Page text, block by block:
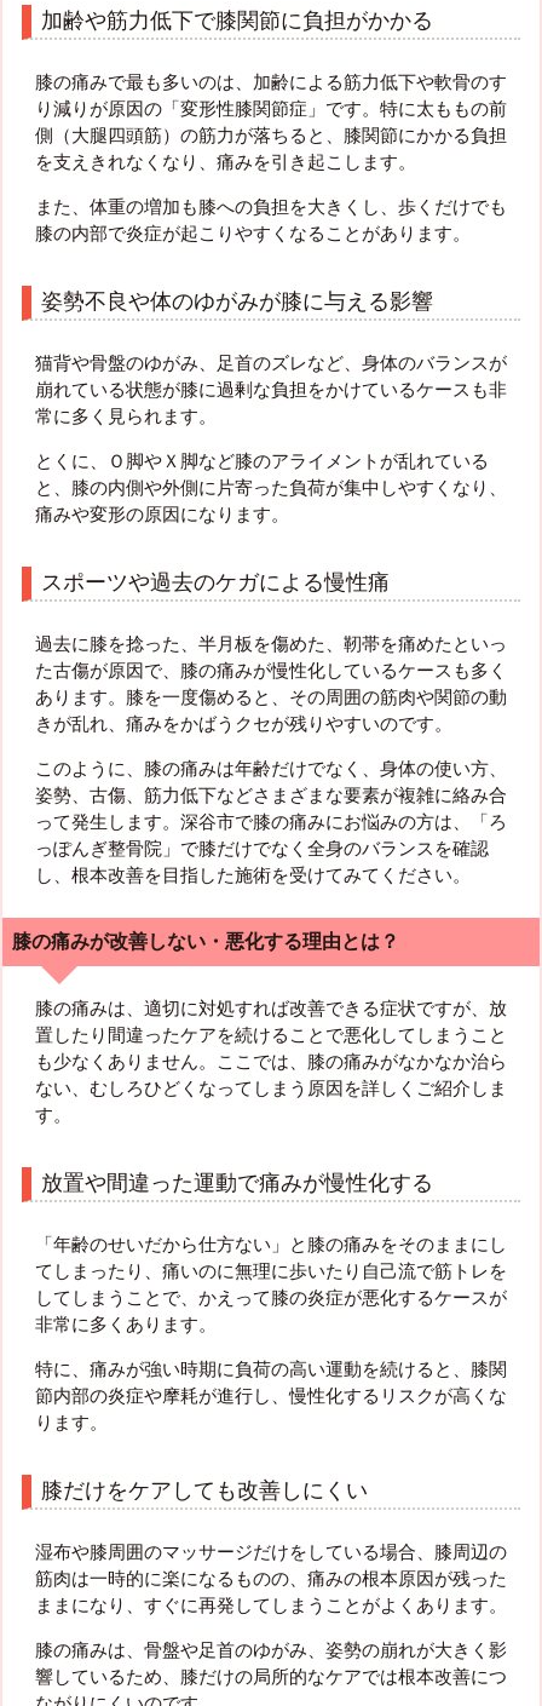
加齢や筋力低下で膝関節に負担がかかる
膝の痛みで最も多いのは、加齢による筋力低下や軟骨のす
り減りが原因の「変形性膝関節症」です。特に太ももの前
側（大腿四頭筋）の筋力が落ちると、膝関節にかかる負担
を支えきれなくなり、痛みを引き起こします。
また、体重の増加も膝への負担を大きくし、歩くだけでも
膝の内部で炎症が起こりやすくなることがあります。
姿勢不良や体のゆがみが膝に与える影響
猫背や骨盤のゆがみ、足首のズレなど、身体のバランスが
崩れている状態が膝に過剰な負担をかけているケースも非
常に多く見られます。
とくに、Ｏ脚やＸ脚など膝のアライメントが乱れている
と、膝の内側や外側に片寄った負荷が集中しやすくなり、
痛みや変形の原因になります。
スポーツや過去のケガによる慢性痛
過去に膝を捻った、半月板を傷めた、靭帯を痛めたといっ
た古傷が原因で、膝の痛みが慢性化しているケースも多く
あります。膝を一度傷めると、その周囲の筋肉や関節の動
きが乱れ、痛みをかばうクセが残りやすいのです。
このように、膝の痛みは年齢だけでなく、身体の使い方、
姿勢、古傷、筋力低下などさまざまな要素が複雑に絡み合
って発生します。深谷市で膝の痛みにお悩みの方は、「ろ
っぽんぎ整骨院」で膝だけでなく全身のバランスを確認
し、根本改善を目指した施術を受けてみてください。
膝の痛みが改善しない・悪化する理由とは？
膝の痛みは、適切に対処すれば改善できる症状ですが、放
置したり間違ったケアを続けることで悪化してしまうこと
も少なくありません。ここでは、膝の痛みがなかなか治ら
ない、むしろひどくなってしまう原因を詳しくご紹介しま
す。
放置や間違った運動で痛みが慢性化する
「年齢のせいだから仕方ない」と膝の痛みをそのままにし
てしまったり、痛いのに無理に歩いたり自己流で筋トレを
してしまうことで、かえって膝の炎症が悪化するケースが
非常に多くあります。
特に、痛みが強い時期に負荷の高い運動を続けると、膝関
節内部の炎症や摩耗が進行し、慢性化するリスクが高くな
ります。
膝だけをケアしても改善しにくい
湿布や膝周囲のマッサージだけをしている場合、膝周辺の
筋肉は一時的に楽になるものの、痛みの根本原因が残った
ままになり、すぐに再発してしまうことがよくあります。
膝の痛みは、骨盤や足首のゆがみ、姿勢の崩れが大きく影
響しているため、膝だけの局所的なケアでは根本改善につ